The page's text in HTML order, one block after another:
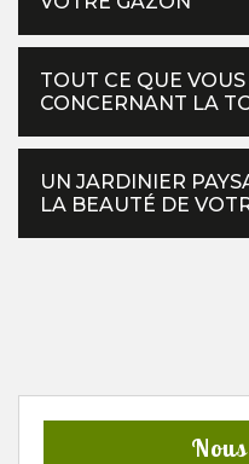
TOUT CE QUE
CONCERNANT LA
UN JARDINIER
LA BEAUTÉ DE